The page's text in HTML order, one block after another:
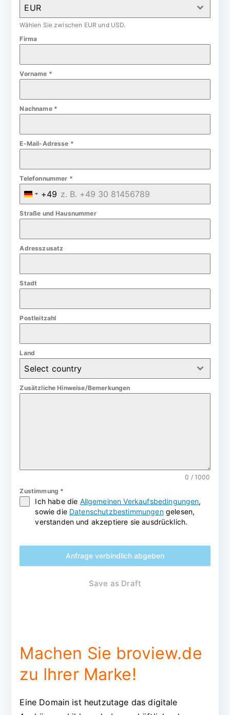
EUR
Wählen Sie zwischen EUR und USD.
Firma
Vorname *
Nachname *
E-Mail-Adresse *
Telefonnummer *
G
e
m
a
y
+49
Straße und Hausnummer
Adresszusatz
Stadt
Postleitzahl
Land
Select country
Zusätzliche Hinweise/Bemerkungen
0 / 1000
Zustimmung *
Ich habe die Allgemeinen Verkaufsbedingungen,
sowie die Datenschutzbestimmungengelesen,
verstanden und akzeptiere sie ausdrücklich.
Anfrage verbindlich abgeben
Save as Draft
Machen Sie broview.de
zu Ihrer Marke!
Eine Domain ist heutzutage das digitale